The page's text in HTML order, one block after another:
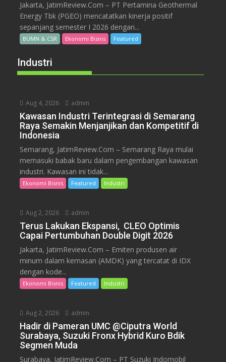
Jakarta, JatimReview.Com – PT Pertamina Geothermal
Energy Tbk (PGEO) mencatatkan kinerja positif
sepanjang semester I 2026 dengan...
BUMN & CSR Ekonomi Bisnis Featured
Industri
Aug 4, 2026 admin
Kawasan Industri Terintegrasi di Semarang
Raya Semakin Menjanjikan dan Kompetitif di
Indonesia
Semarang, JatimReview.Com – Semarang Raya mulai
memasuki babak baru dalam pengembangan kawasan
industri. Kawasan ini tidak...
Ekonomi Bisnis Featured Industri
Aug 2, 2026 admin
Terus Lakukan Ekspansi, CLEO Optimis
Capai Pertumbuhan Double Digit 2026
Jakarta, JatimReview.Com – Emiten produsen air
minum dalam kemasan (AMDK) yang tercatat di IDX
dengan kode...
Ekonomi Bisnis Featured Industri
Aug 2, 2026 admin
Hadir di Pameran UMC @Ciputra World
Surabaya, Suzuki Fronx Hybrid Kuro Bdik
Segmen Muda
Surabaya, JatimReview.Com – PT Suzuki Indomobil